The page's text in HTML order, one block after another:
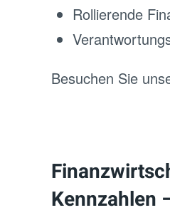
Rollierende
Besuchen Sie
Kennzahlen